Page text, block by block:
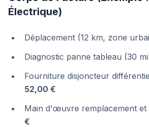
Électrique)
Déplacement (12 km, zone
Diagnostic panne tableau (30
Fourniture disjoncteur
52,00 €
Main d'œuvre remplacement et
€